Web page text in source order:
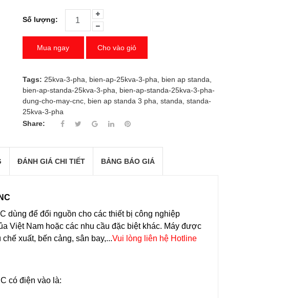
Số lượng:
Mua ngay Cho vào giỏ
Tags: 25kva-3-pha bien-ap-25kva-3-pha bien ap standa
bien-ap-standa-25kva-3-pha
bien-ap-standa-25kva-3-pha-
dung-cho-may-cnc, bien ap standa 3 pha standa standa-
25kva-3-pha
Share:
ĐÁNH GIÁ CHI TIẾT BẢNG BÁO GIÁ
dùng để đổi nguồn cho các thiết bị công nghiệp
Việt Nam hoặc các nhu cầu đặc biệt khác. Máy được
xuất, bến cảng, sân bay,...Vui lòng liên hệ Hotline
có điện vào là: